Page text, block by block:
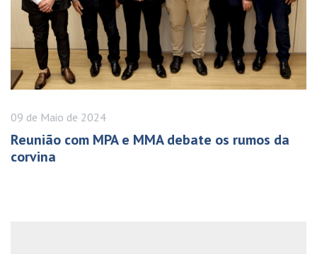
09 de Maio de 2024
Reunião com MPA e MMA debate os rumos da
corvina